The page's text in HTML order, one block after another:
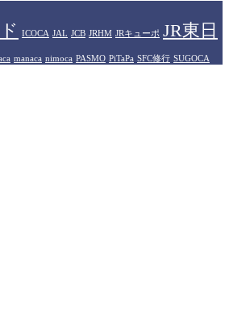
ICOCA JAL JCB JRHM JRキューポ JR東日
manaca nimoca PASMO PiTaPa SFC修行 SUGOCA